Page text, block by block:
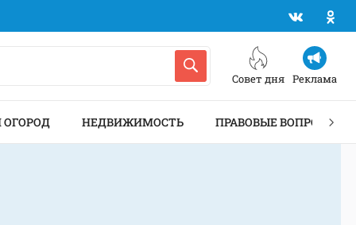
Совет дня Реклама
ОГОРОД НЕДВИЖИМОСТЬ ПРАВОВЫЕ ВОПРОСЫ